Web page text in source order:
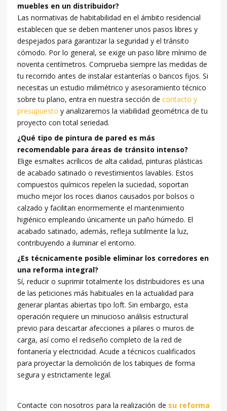
muebles en un distribuidor?
Las normativas de habitabilidad en el ámbito residencial
establecen que se deben mantener unos pasos libres y
despejados para garantizar la seguridad y el tránsito
cómodo. Por lo general, se exige un paso libre mínimo de
noventa centímetros. Comprueba siempre las medidas de
tu recorrido antes de instalar estanterías o bancos fijos. Si
necesitas un estudio milimétrico y asesoramiento técnico
sobre tu plano, entra en nuestra sección decontacto y
presupuesto y analizaremos la viabilidad geométrica de tu
proyecto con total seriedad.
¿Qué tipo de pintura de pared es más
recomendable para áreas de tránsito intenso?
Elige esmaltes acrílicos de alta calidad, pinturas plásticas
de acabado satinado o revestimientos lavables. Estos
compuestos químicos repelen la suciedad, soportan
mucho mejor los roces diarios causados por bolsos o
calzado y facilitan enormemente el mantenimiento
higiénico empleando únicamente un paño húmedo. El
acabado satinado, además, refleja sutilmente la luz,
contribuyendo a iluminar el entorno.
¿Es técnicamente posible eliminar los corredores en
una reforma integral?
Sí, reducir o suprimir totalmente los distribuidores es una
de las peticiones más habituales en la actualidad para
generar plantas abiertas tipo loft. Sin embargo, esta
operación requiere un minucioso análisis estructural
previo para descartar afecciones a pilares o muros de
carga, así como el rediseño completo de la red de
fontanería y electricidad. Acude a técnicos cualificados
para proyectar la demolición de los tabiques de forma
segura y estrictamente legal.
Contacte con nosotros para la realización de su reforma